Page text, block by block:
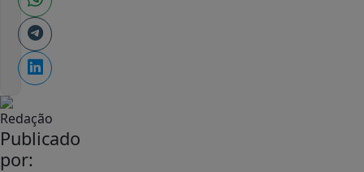
Publicado
por: